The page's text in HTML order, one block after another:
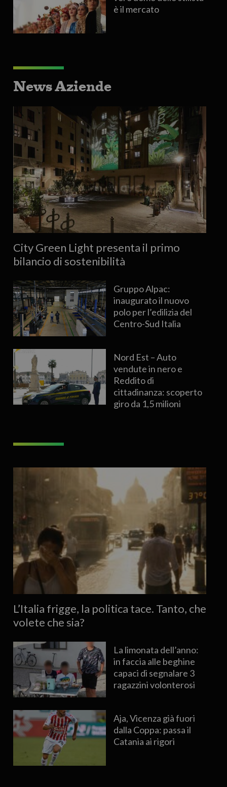
è il mercato
News Aziende
City Green Light presenta il primo
bilancio di sostenibilità
Gruppo Alpac:
inaugurato il nuovo
polo per l’edilizia del
Centro-Sud Italia
Nord Est – Auto
vendute in nero e
Reddito di
cittadinanza: scoperto
giro da 1,5 milioni
L’Italia frigge, la politica tace. Tanto, che
volete che sia?
La limonata dell’anno:
in faccia alle beghine
capaci di segnalare 3
ragazzini volonterosi
Aja, Vicenza già fuori
dalla Coppa: passa il
Catania ai rigori